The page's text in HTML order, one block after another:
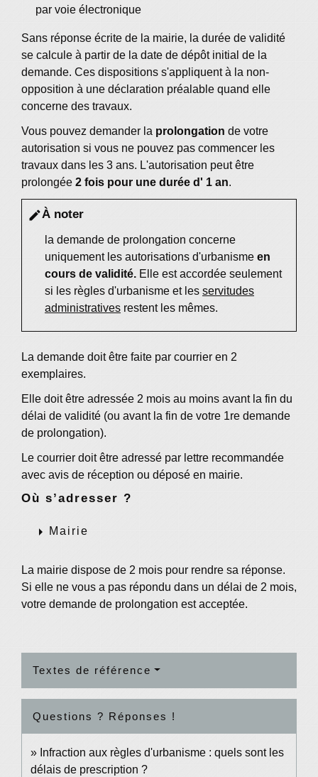
par voie électronique
Sans réponse écrite de la mairie, la durée de validité
se calcule à partir de la date de dépôt initial de la
demande. Ces dispositions s'appliquent à la non-
opposition à une déclaration préalable quand elle
concerne des travaux.
Vous pouvez demander la prolongation de votre
autorisation si vous ne pouvez pas commencer les
travaux dans les 3 ans. L'autorisation peut être
prolongée 2 fois pour une durée d' 1 an.
editÀ noter
la demande de prolongation concerne
uniquement les autorisations d'urbanisme en
cours de validité. Elle est accordée seulement
si les règles d'urbanisme et les servitudes
administratives restent les mêmes.
La demande doit être faite par courrier en 2
exemplaires.
Elle doit être adressée 2 mois au moins avant la fin du
délai de validité (ou avant la fin de votre 1re demande
de prolongation).
Le courrier doit être adressé par lettre recommandée
avec avis de réception ou déposé en mairie.
Où s’adresser ?
arrow_right Mairie
La mairie dispose de 2 mois pour rendre sa réponse.
Si elle ne vous a pas répondu dans un délai de 2 mois,
votre demande de prolongation est acceptée.
Textes de référence
Questions ? Réponses !
Infraction aux règles d'urbanisme : quels sont les
délais de prescription ?